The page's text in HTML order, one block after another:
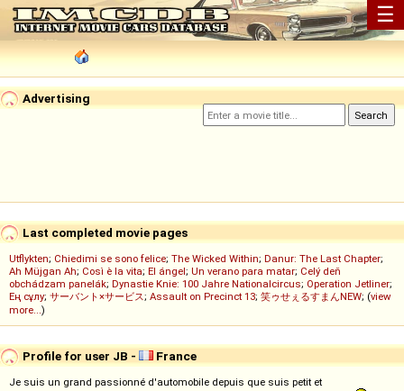
☰
Advertising
Last completed movie pages
Utflykten; Chiedimi se sono felice; The Wicked Within; Danur: The Last Chapter;
Ah Müjgan Ah; Così è la vita; El ángel; Un verano para matar; Celý deň
obchádzam panelák; Dynastie Knie: 100 Jahre Nationalcircus; Operation Jetliner;
Ең сұлу; サーバント×サービス; Assault on Precinct 13; 笑ゥせぇるすまんNEW; (view
more...)
Profile for user JB - France
Je suis un grand passionné d'automobile depuis que suis petit et